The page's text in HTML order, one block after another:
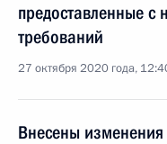
предоставленные с
требований
27 октября 2020 года,
Внесены